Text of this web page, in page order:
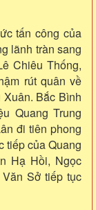
tấn công của
lãnh tràn sang
Chiêu Thống,
rút quân về
Bắc Bình
Quang Trung
đi tiên phong
tiếp của Quang
Hạ Hồi, Ngọc
Sở tiếp tục